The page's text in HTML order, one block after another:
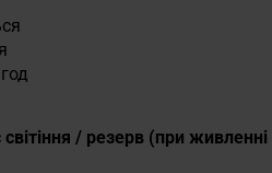
/ резерв (при